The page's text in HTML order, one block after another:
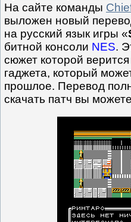
На сайте команды
выложен новый
на русский язык игры «
битной консоли NES.
сюжет которой
гаджета, который
прошлое. Перевод
скачать патч вы